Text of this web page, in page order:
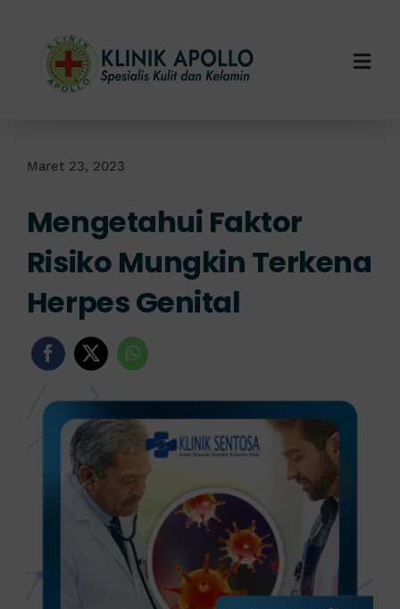
content
Layanan Kami
Info Klinik
Maret 23, 2023
Mengetahui Faktor
Risiko Mungkin Terkena
Herpes Genital